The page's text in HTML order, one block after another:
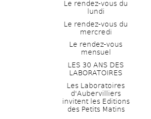
Le rendez-vous du
lundi
Le rendez-vous du
mercredi
Le rendez-vous
mensuel
LES 30 ANS DES
LABORATOIRES
Les Laboratoires
d'Aubervilliers
invitent les Editions
des Petits Matins